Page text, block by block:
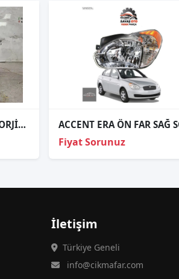
ACCENT BLUE SAĞ STOP ORJİNAL
Fiyat Sorunuz
İletişim
Türkiye Geneli
info@cikmafar.com